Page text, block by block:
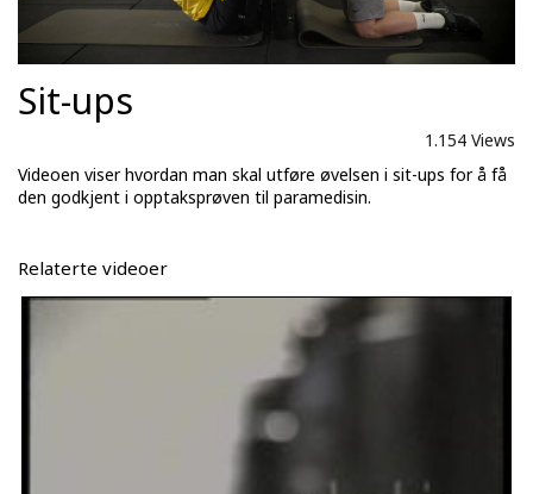
Sit-ups
1.154 Views
Videoen viser hvordan man skal utføre øvelsen i sit-ups for å få
den godkjent i opptaksprøven til paramedisin.
Relaterte videoer